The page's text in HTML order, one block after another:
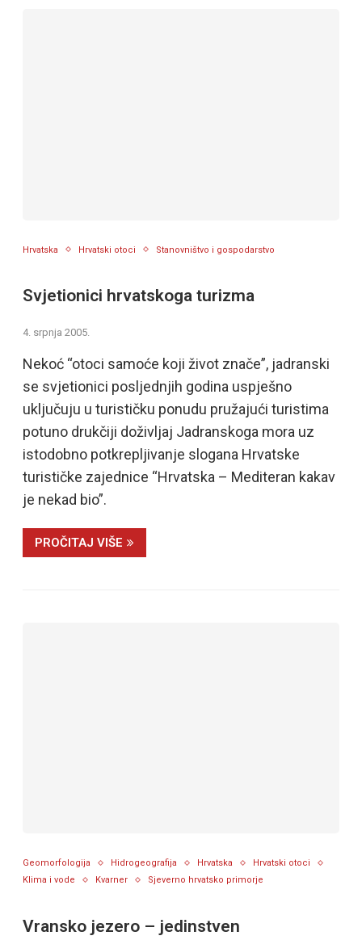
Hrvatska Hrvatski otoci Stanovništvo i gospodarstvo
Svjetionici hrvatskoga turizma
4. srpnja 2005.
Nekoć “otoci samoće koji život znače”, jadranski
se svjetionici posljednjih godina uspješno
uključuju u turističku ponudu pružajući turistima
potuno drukčiji doživljaj Jadranskoga mora uz
istodobno potkrepljivanje slogana Hrvatske
turističke zajednice “Hrvatska – Mediteran kakav
je nekad bio”.
PROČITAJ VIŠE
Geomorfologija Hidrogeografija Hrvatska
Hrvatski otoci
Klima i vode
Kvarner Sjeverno hrvatsko primorje
Vransko jezero – jedinstven